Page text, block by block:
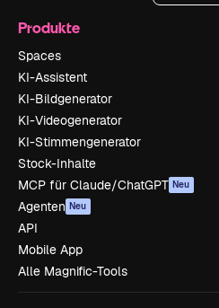
Produkte
Spaces
KI-Assistent
KI-Bildgenerator
KI-Videogenerator
KI-Stimmengenerator
Stock-Inhalte
MCP für Claude/ChatGPT Neu
Agenten Neu
API
Mobile App
Alle Magnific-Tools